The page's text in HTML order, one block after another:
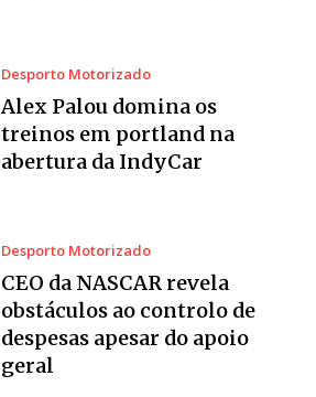
Desporto Motorizado
Alex Palou domina os
treinos em portland na
abertura da IndyCar
Desporto Motorizado
CEO da NASCAR revela
obstáculos ao controlo de
despesas apesar do apoio
geral